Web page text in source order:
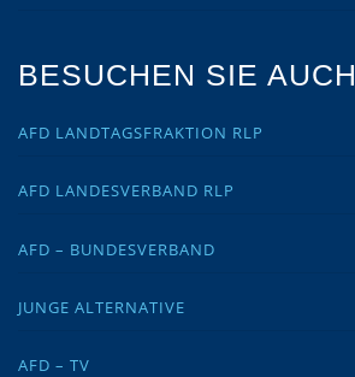
BESUCHEN SIE AUCH
AFD LANDTAGSFRAKTION RLP
AFD LANDESVERBAND RLP
AFD – BUNDESVERBAND
JUNGE ALTERNATIVE
AFD – TV